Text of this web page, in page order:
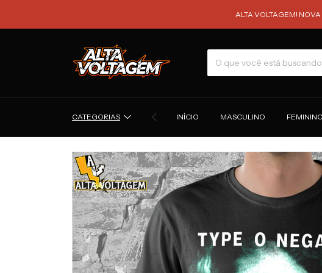
ALTA VOLTAGEM! NOVA
CATEGORIAS INÍCIO MASCULINO FEMININO